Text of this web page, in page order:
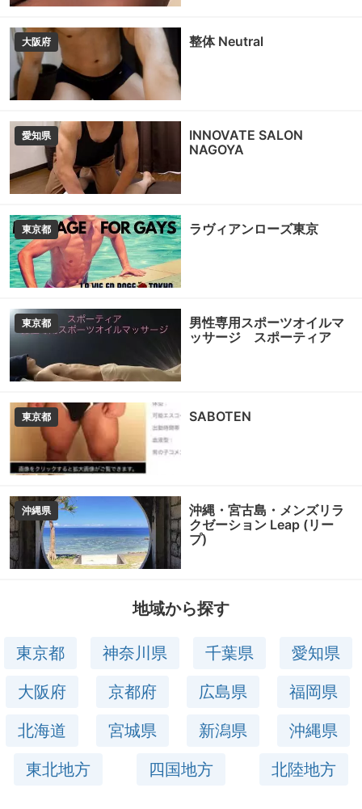
大阪府 整体 Neutral
愛知県
INNOVATE SALON
NAGOYA
東京都 ラヴィアンローズ東京
東京都
男性専用スポーツオイルマ
ッサージ スポーティア
東京都 SABOTEN
沖縄県
沖縄・宮古島・メンズリラ
クゼーション Leap (リー
プ)
地域から探す
東京都 神奈川県 千葉県
愛知県
大阪府
京都府 広島県
福岡県
北海道
宮城県 新潟県
沖縄県
東北地方
四国地方 北陸地方